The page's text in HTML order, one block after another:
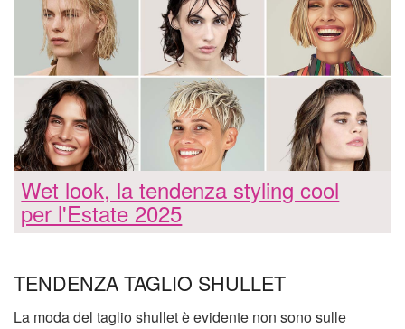
Wet look, la tendenza styling cool
per l'Estate 2025
TENDENZA TAGLIO SHULLET
La moda del taglio shullet è evidente non sono sulle